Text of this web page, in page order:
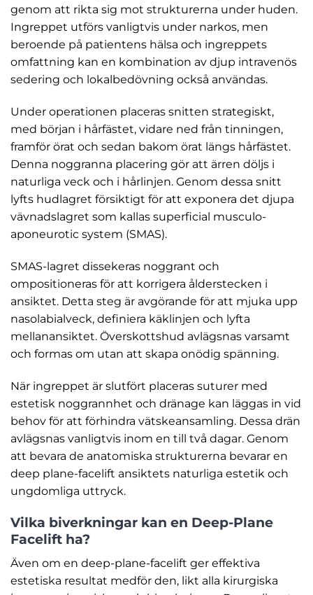
genom att rikta sig mot strukturerna under huden.
Ingreppet utförs vanligtvis under narkos, men
beroende på patientens hälsa och ingreppets
omfattning kan en kombination av djup intravenös
sedering och lokalbedövning också användas.
Under operationen placeras snitten strategiskt,
med början i hårfästet, vidare ned från tinningen,
framför örat och sedan bakom örat längs hårfästet.
Denna noggranna placering gör att ärren döljs i
naturliga veck och i hårlinjen. Genom dessa snitt
lyfts hudlagret försiktigt för att exponera det djupa
vävnadslagret som kallas superficial musculo-
aponeurotic system (SMAS).
SMAS-lagret dissekeras noggrant och
ompositioneras för att korrigera ålderstecken i
ansiktet. Detta steg är avgörande för att mjuka upp
nasolabialveck, definiera käklinjen och lyfta
mellanansiktet. Överskottshud avlägsnas varsamt
och formas om utan att skapa onödig spänning.
När ingreppet är slutfört placeras suturer med
estetisk noggrannhet och dränage kan läggas in vid
behov för att förhindra vätskeansamling. Dessa drän
avlägsnas vanligtvis inom en till två dagar. Genom
att bevara de anatomiska strukturerna bevarar en
deep plane-facelift ansiktets naturliga estetik och
ungdomliga uttryck.
Vilka biverkningar kan en Deep-Plane
Facelift ha?
Även om en deep-plane-facelift ger effektiva
estetiska resultat medför den, likt alla kirurgiska